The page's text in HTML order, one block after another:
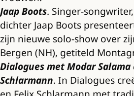
Jaap Boots. Singer-
dichter Jaap Boots
zijn nieuwe solo-show over
Bergen (NH), getiteld
Dialogues met Modar Salama
Schlarmann. In Dialogues